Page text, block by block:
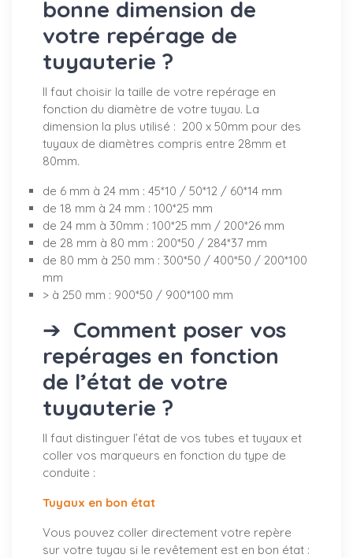
bonne dimension de
votre repérage de
tuyauterie ?
Il faut choisir la taille de votre repérage en
fonction du diamètre de votre tuyau. La
dimension la plus utilisé : 200 x 50mm pour des
tuyaux de diamètres compris entre 28mm et
80mm.
de 6 mm à 24 mm : 45*10 / 50*12 / 60*14 mm
de 18 mm à 24 mm : 100*25 mm
de 24 mm à 30mm : 100*25 mm / 200*26 mm
de 28 mm à 80 mm : 200*50 / 284*37 mm
de 80 mm à 250 mm : 300*50 / 400*50 / 200*100
mm
> à 250 mm : 900*50 / 900*100 mm
➔ Comment poser vos
repérages en fonction
de l’état de votre
tuyauterie ?
Il faut distinguer l’état de vos tubes et tuyaux et
coller vos marqueurs en fonction du type de
conduite :
Tuyaux en bon état
Vous pouvez coller directement votre repère
sur votre tuyau si le revêtement est en bon état :